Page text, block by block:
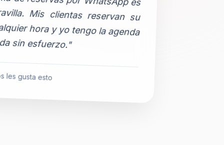
sin esfuerzo."
les gusta esto